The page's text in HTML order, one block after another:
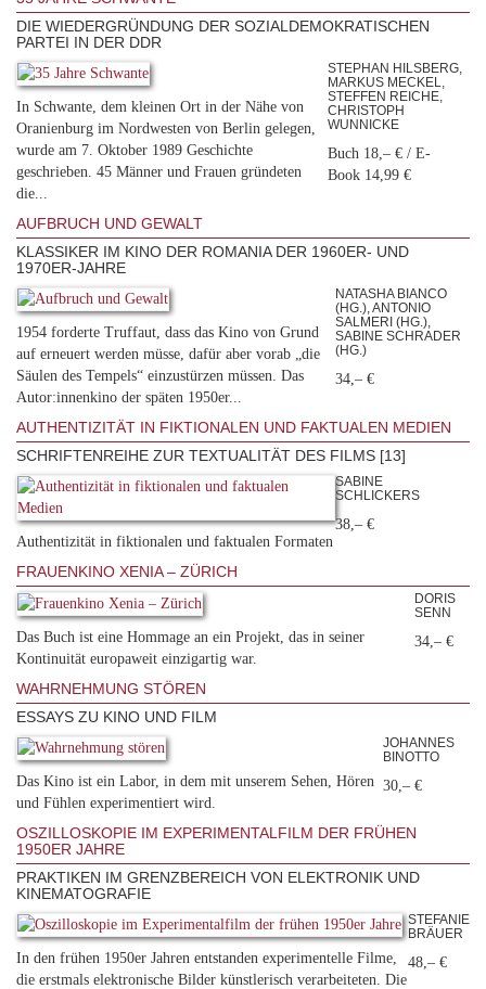
DIE WIEDERGRÜNDUNG DER SOZIALDEMOKRATISCHEN
PARTEI IN DER DDR
In Schwante, dem kleinen Ort in der Nähe von
Oranienburg im Nordwesten von Berlin gelegen,
wurde am 7. Oktober 1989 Geschichte
geschrieben. 45 Männer und Frauen gründeten
die...
STEPHAN HILSBERG,
MARKUS MECKEL,
STEFFEN REICHE,
CHRISTOPH
WUNNICKE
Buch 18,– € / E-
Book 14,99 €
AUFBRUCH UND GEWALT
KLASSIKER IM KINO DER ROMANIA DER 1960ER- UND
1970ER-JAHRE
1954 forderte Truffaut, dass das Kino von Grund
auf erneuert werden müsse, dafür aber vorab „die
Säulen des Tempels“ einzustürzen müssen. Das
Autor:innenkino der späten 1950er...
NATASHA BIANCO
(HG.), ANTONIO
SALMERI (HG.),
SABINE SCHRADER
(HG.)
34,– €
AUTHENTIZITÄT IN FIKTIONALEN UND FAKTUALEN MEDIEN
SCHRIFTENREIHE ZUR TEXTUALITÄT DES FILMS [13]
Authentizität in fiktionalen und faktualen Formaten
SABINE
SCHLICKERS
38,– €
FRAUENKINO XENIA – ZÜRICH
Das Buch ist eine Hommage an ein Projekt, das in seiner
Kontinuität europaweit einzigartig war.
DORIS
SENN
34,– €
WAHRNEHMUNG STÖREN
ESSAYS ZU KINO UND FILM
Das Kino ist ein Labor, in dem mit unserem Sehen, Hören
und Fühlen experimentiert wird.
JOHANNES
BINOTTO
30,– €
OSZILLOSKOPIE IM EXPERIMENTALFILM DER FRÜHEN
1950ER JAHRE
PRAKTIKEN IM GRENZBEREICH VON ELEKTRONIK UND
KINEMATOGRAFIE
In den frühen 1950er Jahren entstanden experimentelle Filme,
die erstmals elektronische Bilder künstlerisch verarbeiteten. Die
STEFANIE
BRÄUER
48,– €